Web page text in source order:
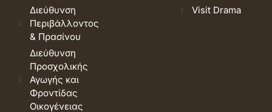
Διεύθυνση
Περιβάλλοντος
& Πρασίνου
Διεύθυνση
Προσχολικής
Αγωγής και
Φροντίδας
Οικογένειας
Visit Drama